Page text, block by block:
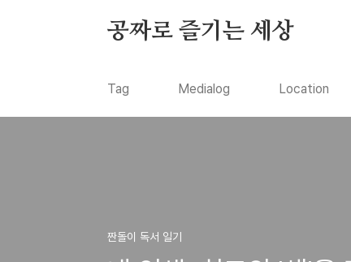
공짜로 즐기는 세상
Tag Medialog Location
짠돌이 독서 일기